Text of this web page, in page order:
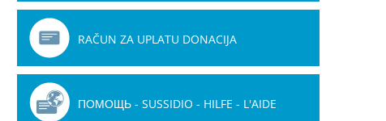
RAČUN ZA UPLATU DONACIJA
ПОМОЩЬ - SUSSIDIO - HILFE - L'AIDE